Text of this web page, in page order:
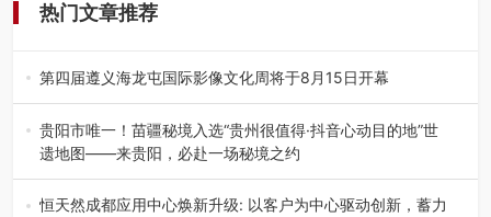
热门文章推荐
第四届遵义海龙屯国际影像文化周将于8月15日开幕
8月7日，第四届遵义海龙屯国际影像文化周媒体通气会在世
界文化遗产地海龙屯核心景区…
贵阳市唯一！苗疆秘境入选“贵州很值得·抖音心动目的地”世
遗地图——来贵阳，必赴一场秘境之约
2026年7月21日，2026年“贵州很值得”暨抖音“心动目的
地”（贵州站）主题…
恒天然成都应用中心焕新升级: 以客户为中心驱动创新，蓄力